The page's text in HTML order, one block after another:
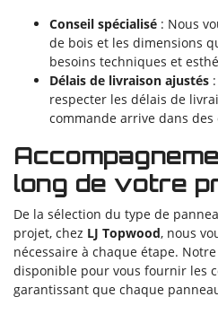
Conseil spécialisé : Nous
de bois et les dimensions
besoins techniques et
Délais de livraison ajustés
respecter les délais de
commande arrive dans
long de votre
De la sélection du type de
projet, chez LJ Topwood, nous
nécessaire à chaque étape.
disponible pour vous fournir les
garantissant que chaque